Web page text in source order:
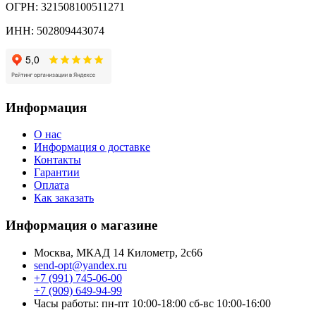
ОГРН: 321508100511271
ИНН: 502809443074
Информация
О нас
Информация о доставке
Контакты
Гарантии
Оплата
Как заказать
Информация о магазине
Москва, МКАД 14 Километр, 2с66
send-opt@yandex.ru
+7 (991) 745-06-00
+7 (909) 649-94-99
Часы работы: пн-пт 10:00-18:00 сб-вс 10:00-16:00